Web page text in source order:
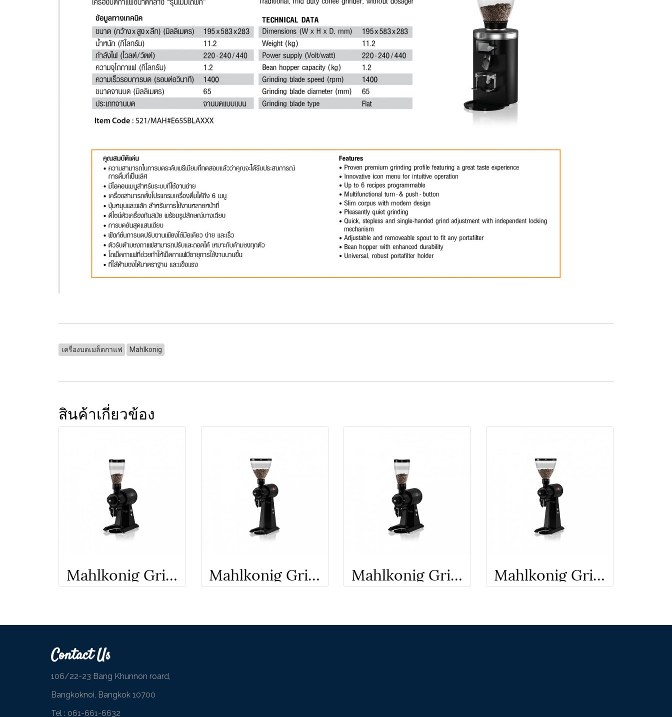
เครื่องบดเมล็ดกาแฟ Mahlkonig
สินค้าเกี่ยวข้อง
Mahlkonig Grinder EK43ST Mahlkonig Grinder EK 43T Mahlkonig Grinder EK43S Mahlkonig Grinder EK 43
Contact Us
106/22-23 Bang Khunnon roard,
Bangkoknoi, Bangkok 10700
Tel : 061-661-6632